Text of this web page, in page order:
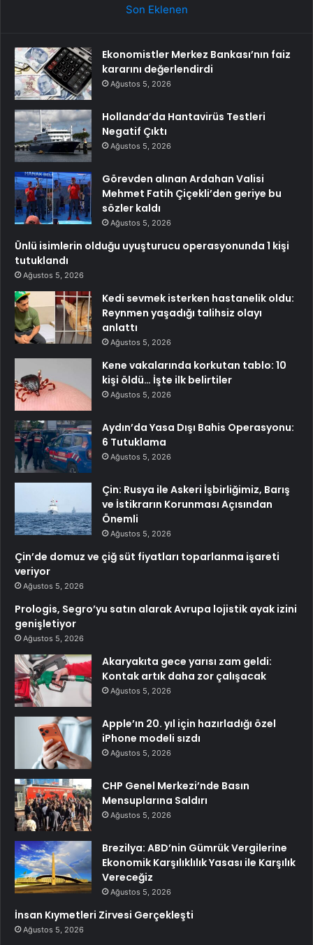
Son Eklenen
Ekonomistler Merkez Bankası’nın faiz
kararını değerlendirdi
Ağustos 5, 2026
Hollanda’da Hantavirüs Testleri
Negatif Çıktı
Ağustos 5, 2026
Görevden alınan Ardahan Valisi
Mehmet Fatih Çiçekli’den geriye bu
sözler kaldı
Ağustos 5, 2026
Ünlü isimlerin olduğu uyuşturucu operasyonunda 1 kişi
tutuklandı
Ağustos 5, 2026
Kedi sevmek isterken hastanelik oldu:
Reynmen yaşadığı talihsiz olayı
anlattı
Ağustos 5, 2026
Kene vakalarında korkutan tablo: 10
kişi öldü… İşte ilk belirtiler
Ağustos 5, 2026
Aydın’da Yasa Dışı Bahis Operasyonu:
6 Tutuklama
Ağustos 5, 2026
Çin: Rusya ile Askeri İşbirliğimiz, Barış
ve İstikrarın Korunması Açısından
Önemli
Ağustos 5, 2026
Çin’de domuz ve çiğ süt fiyatları toparlanma işareti
veriyor
Ağustos 5, 2026
Prologis, Segro’yu satın alarak Avrupa lojistik ayak izini
genişletiyor
Ağustos 5, 2026
Akaryakıta gece yarısı zam geldi:
Kontak artık daha zor çalışacak
Ağustos 5, 2026
Apple’ın 20. yıl için hazırladığı özel
iPhone modeli sızdı
Ağustos 5, 2026
CHP Genel Merkezi’nde Basın
Mensuplarına Saldırı
Ağustos 5, 2026
Brezilya: ABD’nin Gümrük Vergilerine
Ekonomik Karşılıklılık Yasası ile Karşılık
Vereceğiz
Ağustos 5, 2026
İnsan Kıymetleri Zirvesi Gerçekleşti
Ağustos 5, 2026